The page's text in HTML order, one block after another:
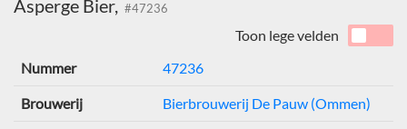
Asperge Bier, #47236
Toon lege velden
Nummer
47236
Brouwerij Bierbrouwerij De Pauw (Ommen)